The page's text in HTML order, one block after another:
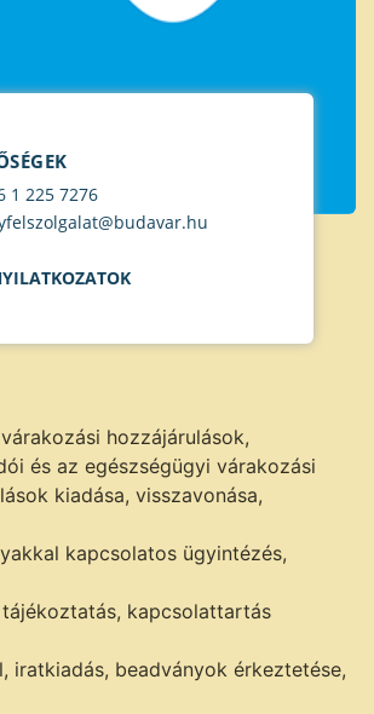
1 225 7276
hozzájárulások,
és az egészségügyi várakozási
kiadása, visszavonása,
kapcsolatos ügyintézés,
kapcsolattartás
iratkiadás, beadványok érkeztetése,